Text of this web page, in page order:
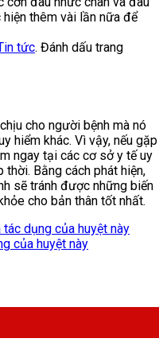
thêm vài lần nữa để
tức. Đánh dấu trang
cho người bệnh mà nó
hiểm khác. Vì vậy, nếu gặp
ngay tại các cơ sở y tế uy
Bằng cách phát hiện,
sẽ tránh được những biến
cho bản thân tốt nhất.
dụng của huyệt này
của huyệt này